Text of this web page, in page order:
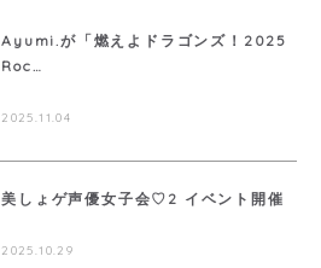
Ayumi.が「燃えよドラゴンズ！2025
Roc…
2025.11.04
美しょゲ声優女子会♡2 イベント開催
2025.10.29